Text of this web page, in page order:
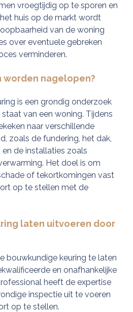
vroegtijdig op te sporen en
huis op de markt wordt
van de woning
over eventuele gebreken
verminderen.
nagelopen?
is een grondig onderzoek
van een woning. Tijdens
naar verschillende
zoals de fundering, het dak,
de installaties zoals
Het doel is om
of tekortkomingen vast
op te stellen met de
laten uitvoeren door
bouwkundige keuring te laten
en onafhankelijke
heeft de expertise
inspectie uit te voeren
op te stellen.